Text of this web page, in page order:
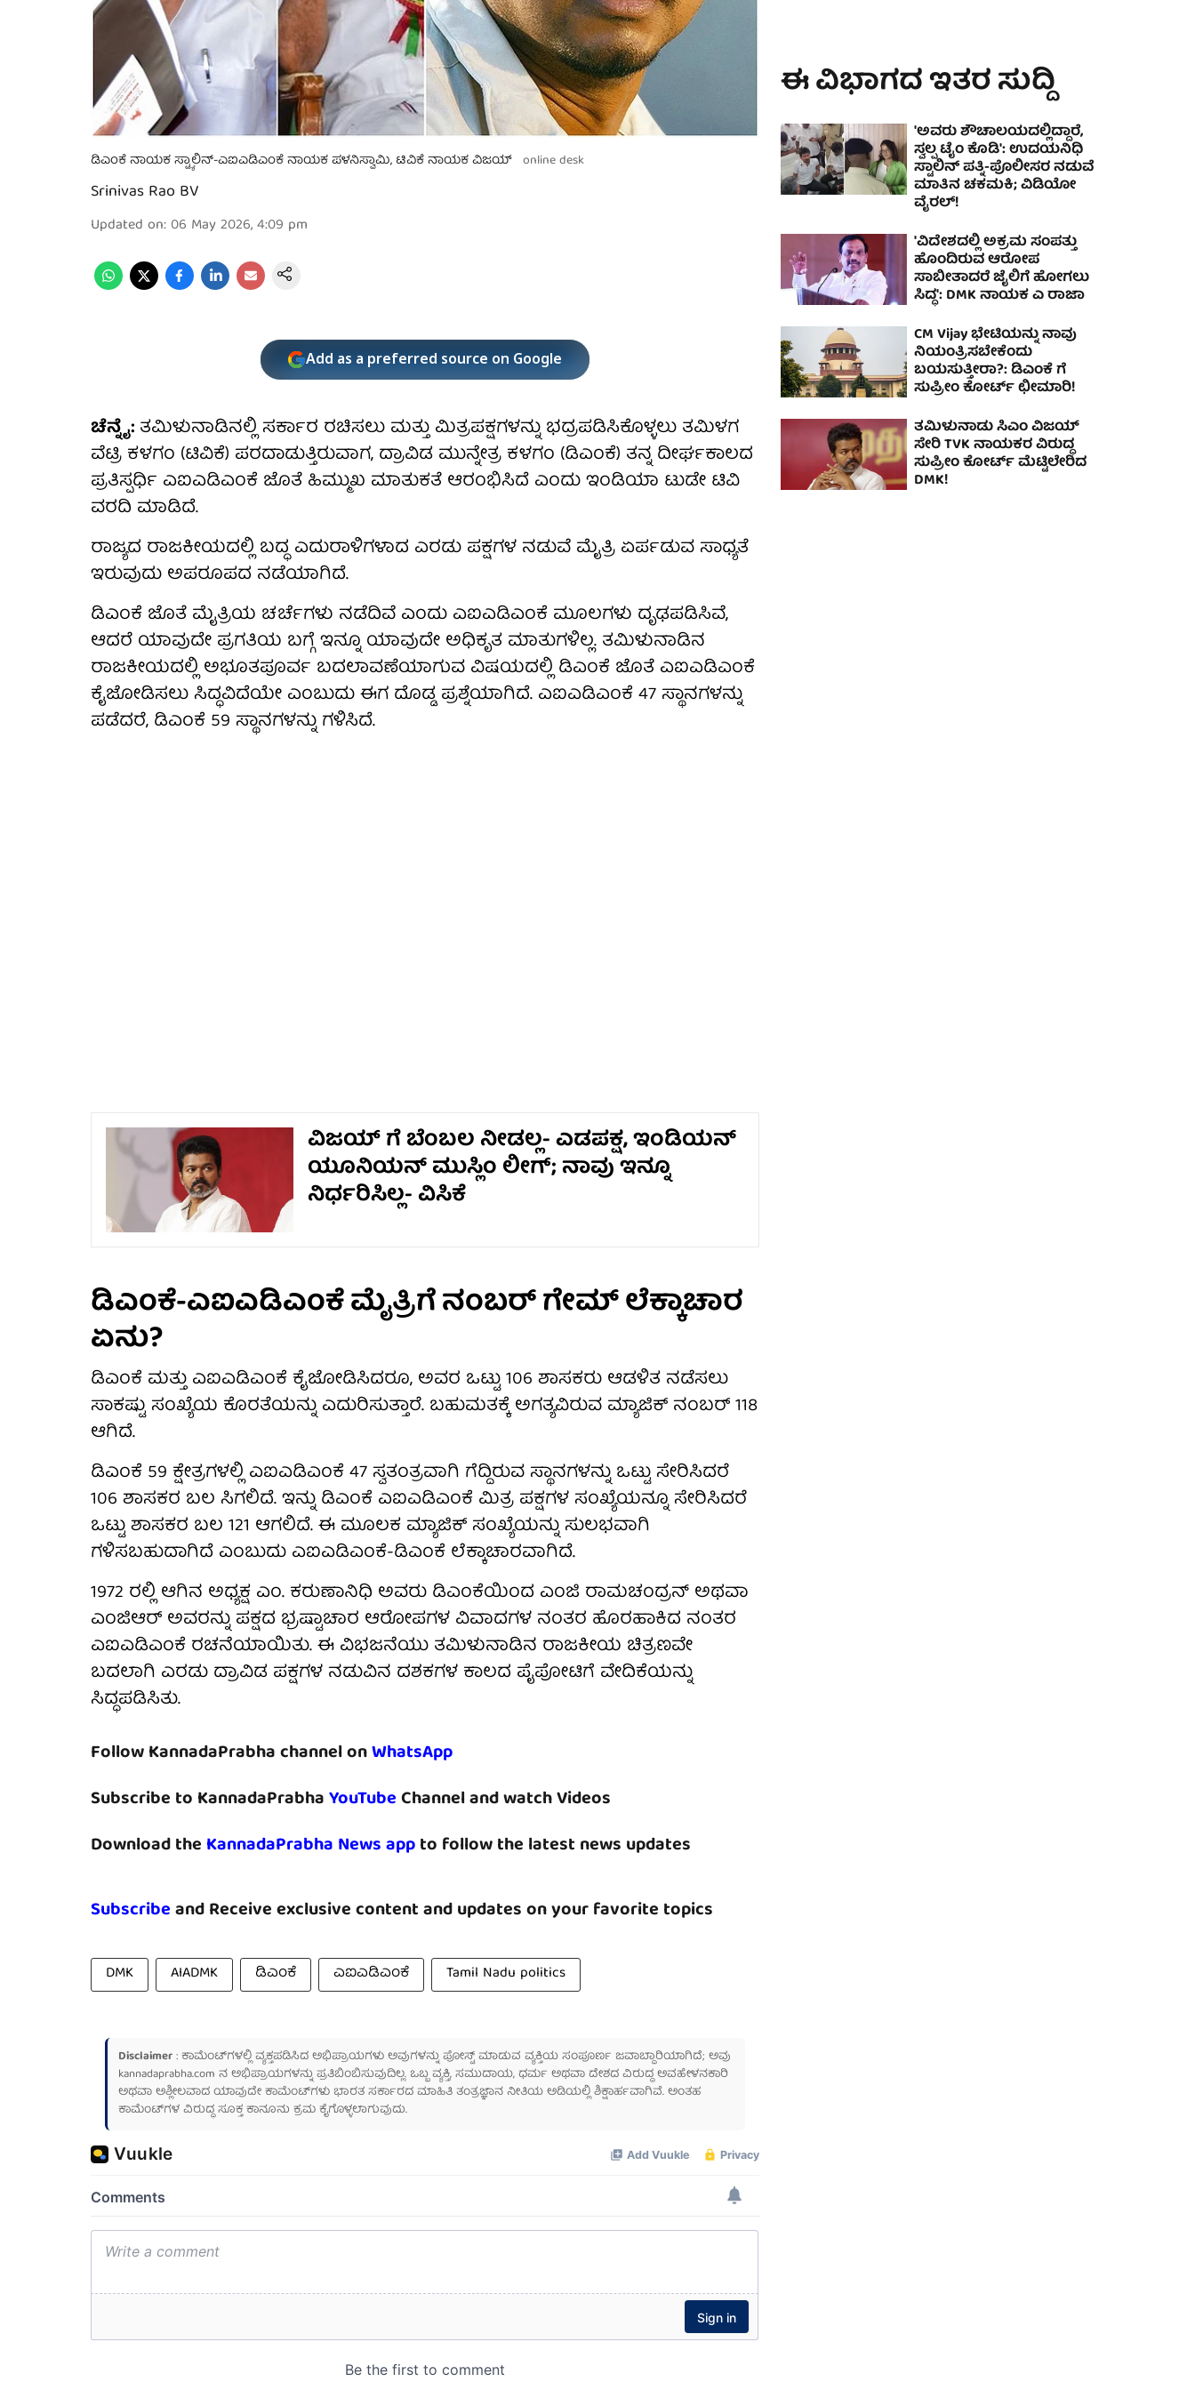
ಡಿಎಂಕೆ ನಾಯಕ ಸ್ಟ್ಯಾಲಿನ್-ಎಐಎಡಿಎಂಕೆ ನಾಯಕ ಪಳನಿಸ್ವಾಮಿ, ಟಿವಿಕೆ ನಾಯಕ ವಿಜಯ್ online desk
Srinivas Rao BV
Updated on: 06 May 2026, 4:09 pm
Add as a preferred source on Google
ಚೆನ್ನೈ: ತಮಿಳುನಾಡಿನಲ್ಲಿ ಸರ್ಕಾರ ರಚಿಸಲು ಮತ್ತು ಮಿತ್ರಪಕ್ಷಗಳನ್ನು ಭದ್ರಪಡಿಸಿಕೊಳ್ಳಲು ತಮಿಳಗ
ವೆಟ್ರಿ ಕಳಗಂ (ಟಿವಿಕೆ) ಪರದಾಡುತ್ತಿರುವಾಗ, ದ್ರಾವಿಡ ಮುನ್ನೇತ್ರ ಕಳಗಂ (ಡಿಎಂಕೆ) ತನ್ನ ದೀರ್ಘಕಾಲದ
ಪ್ರತಿಸ್ಪರ್ಧಿ ಎಐಎಡಿಎಂಕೆ ಜೊತೆ ಹಿಮ್ಮುಖ ಮಾತುಕತೆ ಆರಂಭಿಸಿದೆ ಎಂದು ಇಂಡಿಯಾ ಟುಡೇ ಟಿವಿ
ವರದಿ ಮಾಡಿದೆ.
ರಾಜ್ಯದ ರಾಜಕೀಯದಲ್ಲಿ ಬದ್ಧ ಎದುರಾಳಿಗಳಾದ ಎರಡು ಪಕ್ಷಗಳ ನಡುವೆ ಮೈತ್ರಿ ಏರ್ಪಡುವ ಸಾಧ್ಯತೆ
ಇರುವುದು ಅಪರೂಪದ ನಡೆಯಾಗಿದೆ.
ಡಿಎಂಕೆ ಜೊತೆ ಮೈತ್ರಿಯ ಚರ್ಚೆಗಳು ನಡೆದಿವೆ ಎಂದು ಎಐಎಡಿಎಂಕೆ ಮೂಲಗಳು ದೃಢಪಡಿಸಿವೆ,
ಆದರೆ ಯಾವುದೇ ಪ್ರಗತಿಯ ಬಗ್ಗೆ ಇನ್ನೂ ಯಾವುದೇ ಅಧಿಕೃತ ಮಾತುಗಳಿಲ್ಲ. ತಮಿಳುನಾಡಿನ
ರಾಜಕೀಯದಲ್ಲಿ ಅಭೂತಪೂರ್ವ ಬದಲಾವಣೆಯಾಗುವ ವಿಷಯದಲ್ಲಿ ಡಿಎಂಕೆ ಜೊತೆ ಎಐಎಡಿಎಂಕೆ
ಕೈಜೋಡಿಸಲು ಸಿದ್ಧವಿದೆಯೇ ಎಂಬುದು ಈಗ ದೊಡ್ಡ ಪ್ರಶ್ನೆಯಾಗಿದೆ. ಎಐಎಡಿಎಂಕೆ 47 ಸ್ಥಾನಗಳನ್ನು
ಪಡೆದರೆ, ಡಿಎಂಕೆ 59 ಸ್ಥಾನಗಳನ್ನು ಗಳಿಸಿದೆ.
ವಿಜಯ್ ಗೆ ಬೆಂಬಲ ನೀಡಲ್ಲ- ಎಡಪಕ್ಷ, ಇಂಡಿಯನ್
ಯೂನಿಯನ್ ಮುಸ್ಲಿಂ ಲೀಗ್; ನಾವು ಇನ್ನೂ
ನಿರ್ಧರಿಸಿಲ್ಲ- ವಿಸಿಕೆ
ಡಿಎಂಕೆ-ಎಐಎಡಿಎಂಕೆ ಮೈತ್ರಿಗೆ ನಂಬರ್ ಗೇಮ್ ಲೆಕ್ಕಾಚಾರ
ಏನು?
ಡಿಎಂಕೆ ಮತ್ತು ಎಐಎಡಿಎಂಕೆ ಕೈಜೋಡಿಸಿದರೂ, ಅವರ ಒಟ್ಟು 106 ಶಾಸಕರು ಆಡಳಿತ ನಡೆಸಲು
ಸಾಕಷ್ಟು ಸಂಖ್ಯೆಯ ಕೊರತೆಯನ್ನು ಎದುರಿಸುತ್ತಾರೆ. ಬಹುಮತಕ್ಕೆ ಅಗತ್ಯವಿರುವ ಮ್ಯಾಜಿಕ್ ನಂಬರ್ 118
ಆಗಿದೆ.
ಡಿಎಂಕೆ 59 ಕ್ಷೇತ್ರಗಳಲ್ಲಿ ಎಐಎಡಿಎಂಕೆ 47 ಸ್ವತಂತ್ರವಾಗಿ ಗೆದ್ದಿರುವ ಸ್ಥಾನಗಳನ್ನು ಒಟ್ಟು ಸೇರಿಸಿದರೆ
106 ಶಾಸಕರ ಬಲ ಸಿಗಲಿದೆ. ಇನ್ನು ಡಿಎಂಕೆ ಎಐಎಡಿಎಂಕೆ ಮಿತ್ರ ಪಕ್ಷಗಳ ಸಂಖ್ಯೆಯನ್ನೂ ಸೇರಿಸಿದರೆ
ಒಟ್ಟು ಶಾಸಕರ ಬಲ 121 ಆಗಲಿದೆ. ಈ ಮೂಲಕ ಮ್ಯಾಜಿಕ್ ಸಂಖ್ಯೆಯನ್ನು ಸುಲಭವಾಗಿ
ಗಳಿಸಬಹುದಾಗಿದೆ ಎಂಬುದು ಎಐಎಡಿಎಂಕೆ-ಡಿಎಂಕೆ ಲೆಕ್ಕಾಚಾರವಾಗಿದೆ.
1972 ರಲ್ಲಿ ಆಗಿನ ಅಧ್ಯಕ್ಷ ಎಂ. ಕರುಣಾನಿಧಿ ಅವರು ಡಿಎಂಕೆಯಿಂದ ಎಂಜಿ ರಾಮಚಂದ್ರನ್ ಅಥವಾ
ಎಂಜಿಆರ್ ಅವರನ್ನು ಪಕ್ಷದ ಭ್ರಷ್ಟಾಚಾರ ಆರೋಪಗಳ ವಿವಾದಗಳ ನಂತರ ಹೊರಹಾಕಿದ ನಂತರ
ಎಐಎಡಿಎಂಕೆ ರಚನೆಯಾಯಿತು. ಈ ವಿಭಜನೆಯು ತಮಿಳುನಾಡಿನ ರಾಜಕೀಯ ಚಿತ್ರಣವೇ
ಬದಲಾಗಿ ಎರಡು ದ್ರಾವಿಡ ಪಕ್ಷಗಳ ನಡುವಿನ ದಶಕಗಳ ಕಾಲದ ಪೈಪೋಟಿಗೆ ವೇದಿಕೆಯನ್ನು
ಸಿದ್ಧಪಡಿಸಿತು.
Follow KannadaPrabha channel onWhatsApp
Subscribe to KannadaPrabhaYouTubeChannel and watch Videos
Download the KannadaPrabha News appto follow the latest news updates
Subscribeand Receive exclusive content and updates on your favorite topics
DMK AIADMK ಡಿಎಂಕೆ ಎಐಎಡಿಎಂಕೆ Tamil Nadu politics
Disclaimer: ಕಾಮೆಂಟ್‌ಗಳಲ್ಲಿ ವ್ಯಕ್ತಪಡಿಸಿದ ಅಭಿಪ್ರಾಯಗಳು ಅವುಗಳನ್ನು ಪೋಸ್ಟ್ ಮಾಡುವ ವ್ಯಕ್ತಿಯ ಸಂಪೂರ್ಣ ಜವಾಬ್ದಾರಿಯಾಗಿದೆ; ಅವು
kannadaprabha.com ನ ಅಭಿಪ್ರಾಯಗಳನ್ನು ಪ್ರತಿಬಿಂಬಿಸುವುದಿಲ್ಲ. ಒಬ್ಬ ವ್ಯಕ್ತಿ, ಸಮುದಾಯ, ಧರ್ಮ ಅಥವಾ ದೇಶದ ವಿರುದ್ಧ ಅವಹೇಳನಕಾರಿ
ಅಥವಾ ಅಶ್ಲೀಲವಾದ ಯಾವುದೇ ಕಾಮೆಂಟ್‌ಗಳು ಭಾರತ ಸರ್ಕಾರದ ಮಾಹಿತಿ ತಂತ್ರಜ್ಞಾನ ನೀತಿಯ ಅಡಿಯಲ್ಲಿ ಶಿಕ್ಷಾರ್ಹವಾಗಿವೆ. ಅಂತಹ
ಕಾಮೆಂಟ್‌ಗಳ ವಿರುದ್ಧ ಸೂಕ್ತ ಕಾನೂನು ಕ್ರಮ ಕೈಗೊಳ್ಳಲಾಗುವುದು.
ಈ ವಿಭಾಗದ ಇತರ ಸುದ್ದಿ
'ಅವರು ಶೌಚಾಲಯದಲ್ಲಿದ್ದಾರೆ,
ಸ್ವಲ್ಪ ಟೈಂ ಕೊಡಿ': ಉದಯನಿಧಿ
ಸ್ಟಾಲಿನ್ ಪತ್ನಿ-ಪೊಲೀಸರ ನಡುವೆ
ಮಾತಿನ ಚಕಮಕಿ; ವಿಡಿಯೋ
ವೈರಲ್!
'ವಿದೇಶದಲ್ಲಿ ಅಕ್ರಮ ಸಂಪತ್ತು
ಹೊಂದಿರುವ ಆರೋಪ
ಸಾಬೀತಾದರೆ ಜೈಲಿಗೆ ಹೋಗಲು
ಸಿದ್ಧ': DMK ನಾಯಕ ಎ ರಾಜಾ
CM Vijay ಭೇಟಿಯನ್ನು ನಾವು
ನಿಯಂತ್ರಿಸಬೇಕೆಂದು
ಬಯಸುತ್ತೀರಾ?: ಡಿಎಂಕೆ ಗೆ
ಸುಪ್ರೀಂ ಕೋರ್ಟ್ ಛೀಮಾರಿ!
ತಮಿಳುನಾಡು ಸಿಎಂ ವಿಜಯ್
ಸೇರಿ TVK ನಾಯಕರ ವಿರುದ್ಧ
ಸುಪ್ರೀಂ ಕೋರ್ಟ್ ಮೆಟ್ಟಿಲೇರಿದ
DMK!